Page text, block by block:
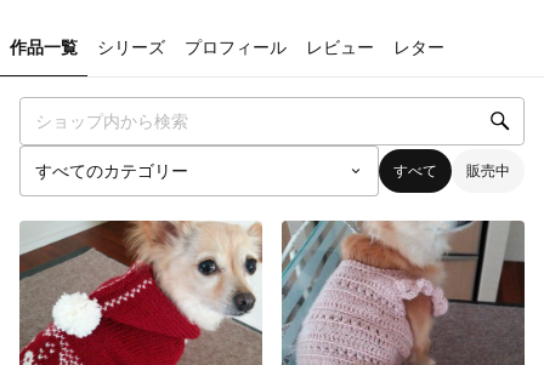
作品一覧 シリーズ プロフィール レビュー レター
すべて 販売中